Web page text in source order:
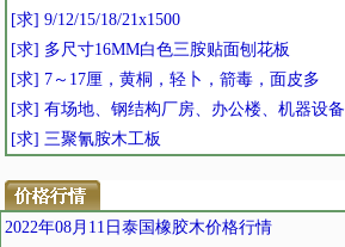
[求] 9/12/15/18/21x1500
[求] 多尺寸16MM白色三胺贴面刨花板
[求] 7～17厘，黄桐，轻卜，箭毒，面皮多
[求] 有场地、钢结构厂房、办公楼、机器设备
[求] 三聚氰胺木工板
2022年08月11日泰国橡胶木价格行情